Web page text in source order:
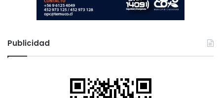
Publicidad